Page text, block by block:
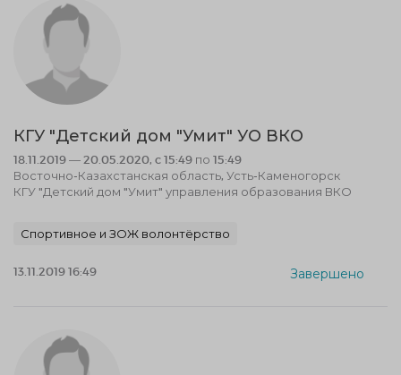
КГУ "Детский дом "Умит" УО ВКО
18.11.2019 — 20.05.2020, c 15:49 по 15:49
Восточно-Казахстанская область, Усть-Каменогорск
КГУ "Детский дом "Умит" управления образования ВКО
Спортивное и ЗОЖ волонтёрство
13.11.2019 16:49 Завершено